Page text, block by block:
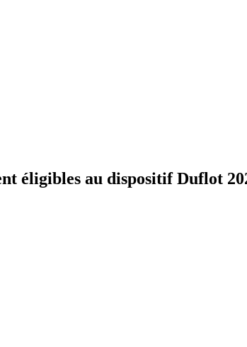
éligibles au dispositif Duflot